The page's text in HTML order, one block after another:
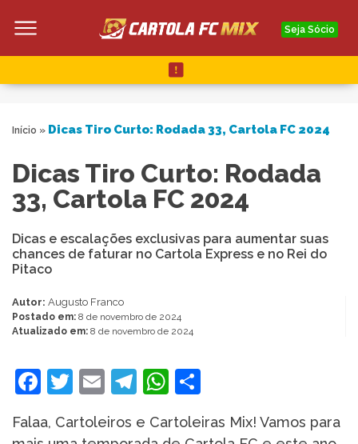
Seja Sócio
Início » Dicas Tiro Curto: Rodada 33, Cartola FC 2024
Dicas Tiro Curto: Rodada
33, Cartola FC 2024
Dicas e escalações exclusivas para aumentar suas
chances de faturar no Cartola Express e no Rei do
Pitaco
Autor: Augusto Franco
Postado em: 8 de novembro de 2024
Atualizado em: 8 de novembro de 2024
Facebook
Twitter
EmailTelegram
WhatsApp
Falaa, Cartoleiros e Cartoleiras Mix! Vamos para